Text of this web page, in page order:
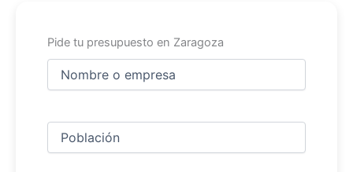
Pide tu presupuesto en Zaragoza
Nombre
Ciudad